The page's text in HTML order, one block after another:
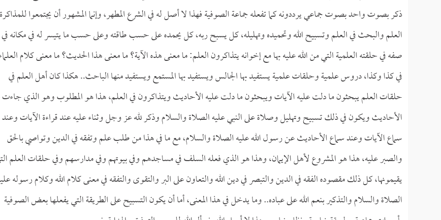
ذكر بصوت واحد بصوت جماعي يرددونه كما تفعله جماعة الصوفية فهذا لا أصل له في الشرع المطهر، وإنما المشهور أن يجتمعوا
العلم والبحث في العلم وتسبيح الله وتحميده وتهليله، كل يسبح ربه، كل يحمده على حسب طاقته وعلى حسب ما يتيسر له في مكانه في
صفه في حلقته العلمية التي من الله عليه بها مع إخوانه يتذاكرون العلم: ما معنى هذه الآية؟ ما معنى هذا الحديث؟ ما معنى كلام
في كذا وكذا، دروس علمية وحلقات علمية يستفيد بها الجالس ويستفيد بها المستمع ويستفيد منها الباحث.. هكذا كان أهل العلم في
حلقات العلم يبحثون ما دلت عليه الآيات ويبحثون ما دلت عليه الأحاديث ويتذاكرون في العلم، هذا هو المطلوب وهو الذي جاءت
الأحاديث ويكون في ذلك تسبيح وتهليل وصلاة على النبي عليه الصلاة والسلام وذكر لله عز وجل وثناء عليه عند قراءة الآيات وعند
سماع الآيات وعند سماع الأحاديث عن رسول الله عليه الصلاة والسلام، مع ما في هذا من طلب علم وتفقه في الدين وتواصي بالحق
والصبر عليه، هذا هو المشروع لأهل الإيمان، وهذا هو الذي فعله السلف في مساجدهم وفي بيوتهم وفي مدارسهم وفي حلقات العلم
يقيمونها، كل ذلك مقصوده الفقه في الدين والتبصر في دين الله والتعاون على البر والتقوى والتفقه في معنى كلام الله وكلام رسوله
الصلاة والسلام والتذكير بنعم الله على عباده.. وما يدخل في هذا المعنى، أما أن يكون التسبيح على الطريقة التي يفعلها بعض الصوفية